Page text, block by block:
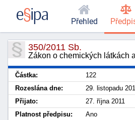
350/2011 Sb.
Zákon o chemických látkách
Částka: 122
Rozeslána dne:
29. listopadu
Přijato:
27. října 2011
Platnost předpisu:
Ano
Přehled